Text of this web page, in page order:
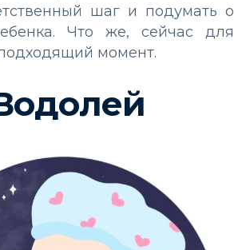
шаг и подумать о
Что же, сейчас для
момент.